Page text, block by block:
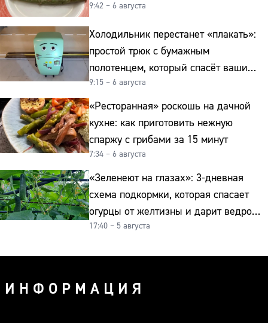
9:42 – 6 августа
Холодильник перестанет «плакать»:
простой трюк с бумажным
полотенцем, который спасёт ваши
овощи от гнили
9:15 – 6 августа
«Ресторанная» роскошь на дачной
кухне: как приготовить нежную
спаржу с грибами за 15 минут
7:34 – 6 августа
«Зеленеют на глазах»: 3-дневная
схема подкормки, которая спасает
огурцы от желтизны и дарит ведро
урожая
17:40 – 5 августа
ИНФОРМАЦИЯ